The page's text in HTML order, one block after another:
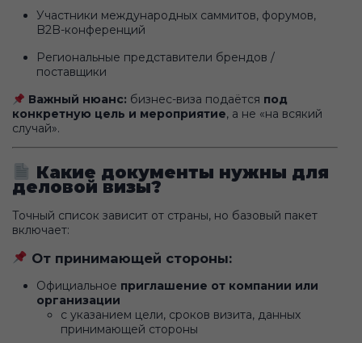
Участники международных саммитов, форумов,
B2B-конференций
Региональные представители брендов /
поставщики
Важный нюанс: бизнес-виза подаётся под
конкретную цель и мероприятие, а не «на всякий
случай».
Какие документы нужны для
деловой визы?
Точный список зависит от страны, но базовый пакет
включает:
От принимающей стороны:
Официальное приглашение от компании или
организации
с указанием цели, сроков визита, данных
принимающей стороны